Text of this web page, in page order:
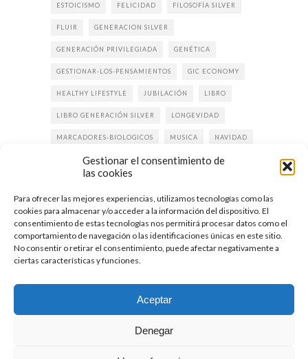
Gestionar el consentimiento de
las cookies
Para ofrecer las mejores experiencias, utilizamos tecnologías como las
cookies para almacenar y/o acceder a la información del dispositivo. El
consentimiento de estas tecnologías nos permitirá procesar datos como el
comportamiento de navegación o las identificaciones únicas en este sitio.
No consentir o retirar el consentimiento, puede afectar negativamente a
ciertas características y funciones.
Aceptar
Denegar
ESTOICISMO FELICIDAD FILOSOFÍA SILVER
FLUIR GENERACION SILVER
GENERACIÓN PRIVILEGIADA GENÉTICA
GESTIONAR-LOS-PENSAMIENTOS GIC ECONOMY
HEALTHY LIFESTYLE JUBILACIÓN LIBRO
LIBRO GENERACIÓN SILVER LONGEVIDAD
MARCADORES-BIOLOGICOS MUSICA NAVIDAD
PODCAST PRENSA PROPÓSITO DE VIDA
SILVER ECONOMY SILVERMUSIC SLOW LIFE
VIDA DESPUÉS DE LOS 50 VIDA SALUDABLE
ZONA DE CONFORT